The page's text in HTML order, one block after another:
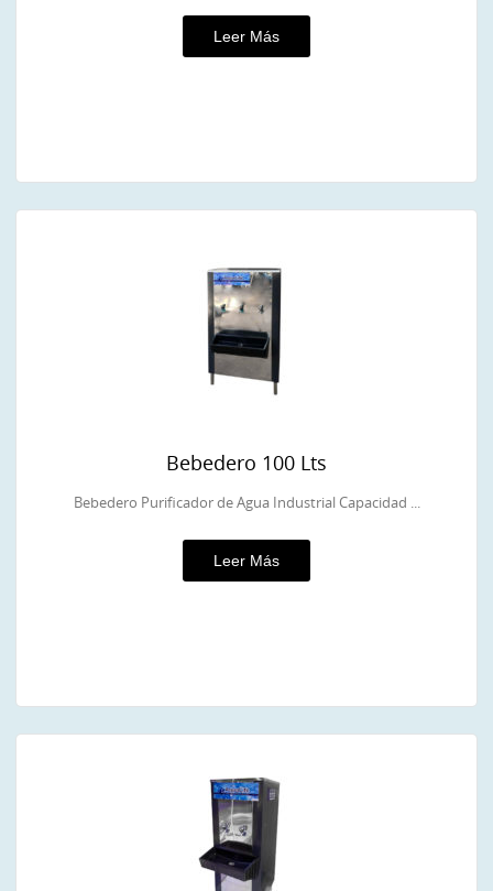
Leer Más
Bebedero 100 Lts
Bebedero Purificador de Agua Industrial Capacidad ...
Leer Más